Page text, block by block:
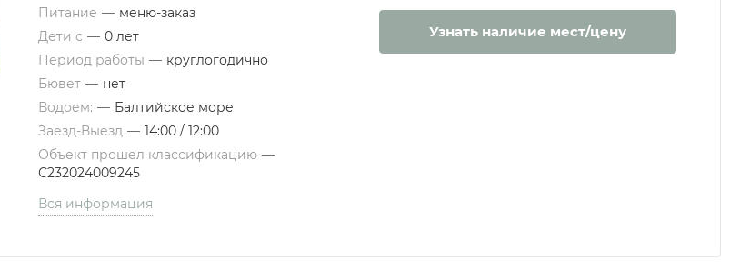
Питание — меню-заказ
Дети с — 0 лет
Период работы — круглогодично
Бювет — нет
Водоем: — Балтийское море
Заезд-Выезд — 14:00 / 12:00
Объект прошел классификацию —
С232024009245
Вся информация
Узнать наличие мест/цену